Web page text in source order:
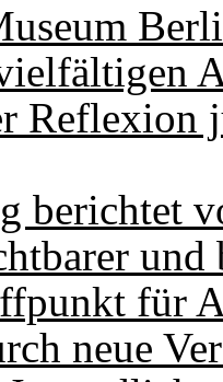
Reflexion
berichtet
und
für
neue